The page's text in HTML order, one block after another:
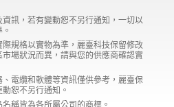
訊，若有變動恕不另行通知，一切以
際規格以實物為準，麗臺科技保留修改
場狀況而異，請與您的供應商確認實
電纜和軟體等資訊僅供參考，麗臺保
恕不另行通知。
稱皆為各所屬公司的商標。